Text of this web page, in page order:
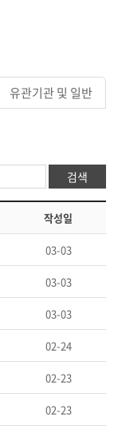
유관기관 및 일반
작성일
03-03
03-03
03-03
02-24
02-23
02-23